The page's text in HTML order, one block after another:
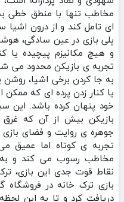
مخاطب تنها با منطق خطی
ای تامل کند و از درون اشیا
پلی بازی در عین سادگی،
و هیچ مکانیزم پیچیده یا
تجربه‌ ی بازیکن محدود می‌
به جا کردن برخی اشیا،
یا کنار زدن پرده‌ ای که
خود پنهان کرده باشد.
بازیکن بیش از آن‌ که غرق
جوهره‌ ی روایت و فضای بازی
تجربه‌ ی کوتاه اما عمیق
مخاطب رسوب می‌ کند و به‌
نقاط قوت جدی این بازی،